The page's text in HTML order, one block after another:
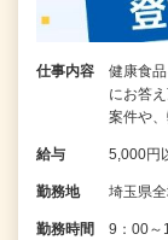
仕事内容
健康食
にお答
案件や
給与 5,000円
勤務地 埼玉県
勤務時間
9：00～